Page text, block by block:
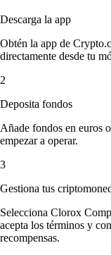
Descarga la app
Obtén la app de
directamente desde tu
2
Deposita fondos
Añade fondos en euros
empezar a operar.
3
Gestiona tus
Selecciona Clorox
acepta los términos y
recompensas.